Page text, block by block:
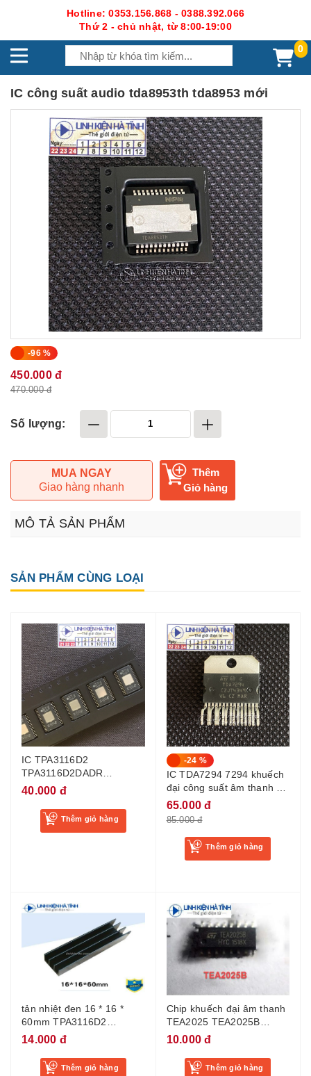
Hotline: 0353.156.868 - 0388.392.066
Thứ 2 - chủ nhật, từ 8:00-19:00
0
IC công suất audio tda8953th tda8953 mới
-96 %
450.000 đ
470.000 đ
Số lượng:
MUA NGAY
Giao hàng nhanh
Thêm
Giỏ hàng
MÔ TẢ SẢN PHẨM
SẢN PHẨM CÙNG LOẠI
IC TPA3116D2
TPA3116D2DADR
TPA3116 TDA3116D2
40.000 đ
Thêm giỏ hàng
-24 %
IC TDA7294 7294 khuếch
đại công suất âm thanh -
AB1
65.000 đ
85.000 đ
Thêm giỏ hàng
tản nhiệt đen 16 * 16 *
60mm TPA3116D2
TPA3118
14.000 đ
Thêm giỏ hàng
Chip khuếch đại âm thanh
TEA2025 TEA2025B
TEA2025D SMD chất
10.000 đ
Thêm giỏ hàng